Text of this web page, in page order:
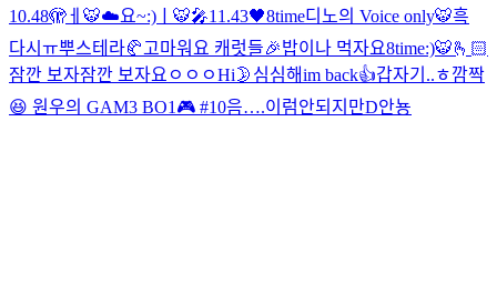
10.48🫣ㅔ 🐯☁️요~:) 🐯🎤11.43🖤8time디노의 Voice only🐯흑
다시ㅠ뿌스테라🥐 고마워요 캐럿들🎉밥이나 먹자요8time:)🐯🫰🏻
잠깐 보자잠깐 보자요 ㅇ ㅇ ㅇHi🌛 심심해im back👍갑자기..ㅎ깜짝
😆 원우의 GAM3 BO1🎮 #10음….이럼안되지만D안뇽